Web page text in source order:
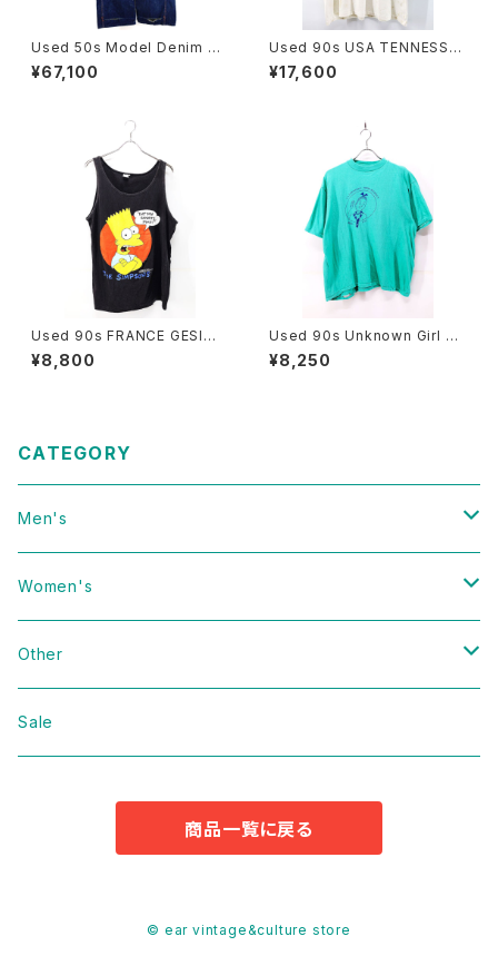
Used 50s Model Denim Pa
inter Pants Size W32 L31
古着
¥67,100
Used 90s USA TENNESSEE
RIVER Doughboy Parody G
raphic T-Shirt Size L 古着
¥17,600
Used 90s FRANCE GESIM
CORP The Simpsons Bart
Black Cotton Tank Top Siz
¥8,800
Used 90s Unknown Girl Sc
out Turquoise T-Shirt Size
L 相当 古着
¥8,250
CATEGORY
Men's
Vintage
Domestic
Jacket
Women's
Vintage
Domestic
Other
bag
Accessories
Sale
商品一覧に戻る
© ear vintage&culture store